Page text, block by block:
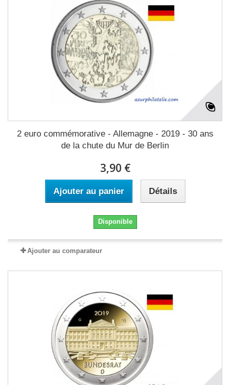
2 euro commémorative - Allemagne - 2019 - 30 ans
de la chute du Mur de Berlin
3,90 €
Ajouter au panier Détails
Disponible
Ajouter au comparateur